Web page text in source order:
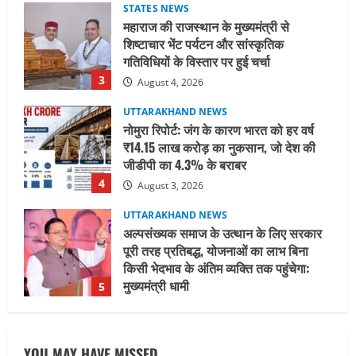
3
STATES NEWS
महाराज की राजस्थान के मुख्यमंत्री से
शिष्टाचार भेंट पर्यटन और सांस्कृतिक
गतिविधियों के विस्तार पर हुई चर्चा
August 4, 2026
4
UTTARAKHAND NEWS
नोमुरा रिपोर्ट: जंग के कारण भारत को हर वर्ष
₹14.15 लाख करोड़ का नुकसान, जो देश की
जीडीपी का 4.3% के बराबर
August 3, 2026
5
UTTARAKHAND NEWS
अल्पसंख्यक समाज के उत्थान के लिए सरकार
पूरी तरह प्रतिबद्ध, योजनाओं का लाभ बिना
किसी भेदभाव के अंतिम व्यक्ति तक पहुंचेगा:
मुख्यमंत्री धामी